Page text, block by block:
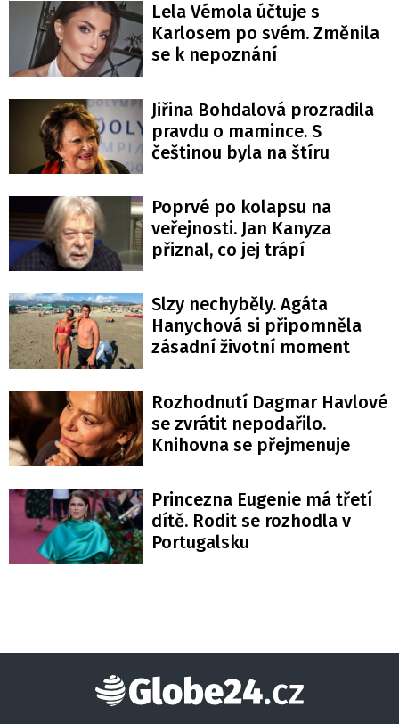
Lela Vémola účtuje s
Karlosem po svém. Změnila
se k nepoznání
Jiřina Bohdalová prozradila
pravdu o mamince. S
češtinou byla na štíru
Poprvé po kolapsu na
veřejnosti. Jan Kanyza
přiznal, co jej trápí
Slzy nechyběly. Agáta
Hanychová si připomněla
zásadní životní moment
Rozhodnutí Dagmar Havlové
se zvrátit nepodařilo.
Knihovna se přejmenuje
Princezna Eugenie má třetí
dítě. Rodit se rozhodla v
Portugalsku
Globe24